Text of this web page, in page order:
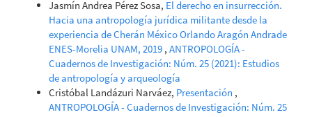
Jasmín Andrea Pérez Sosa, El derecho en insurrección.
Hacia una antropología jurídica militante desde la
experiencia de Cherán México Orlando Aragón Andrade
ENES-Morelia UNAM, 2019 , ANTROPOLOGÍA -
Cuadernos de Investigación: Núm. 25 (2021): Estudios
de antropología y arqueología
Cristóbal Landázuri Narváez, Presentación ,
ANTROPOLOGÍA - Cuadernos de Investigación: Núm. 25